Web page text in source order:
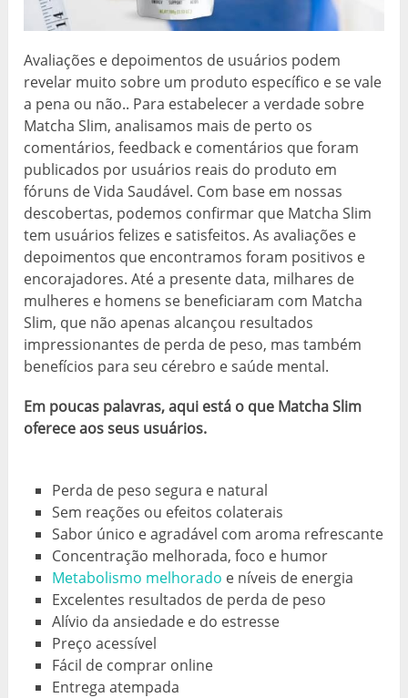
Avaliações e depoimentos de usuários podem
revelar muito sobre um produto específico e se vale
a pena ou não.. Para estabelecer a verdade sobre
Matcha Slim, analisamos mais de perto os
comentários, feedback e comentários que foram
publicados por usuários reais do produto em
fóruns de Vida Saudável. Com base em nossas
descobertas, podemos confirmar que Matcha Slim
tem usuários felizes e satisfeitos. As avaliações e
depoimentos que encontramos foram positivos e
encorajadores. Até a presente data, milhares de
mulheres e homens se beneficiaram com Matcha
Slim, que não apenas alcançou resultados
impressionantes de perda de peso, mas também
benefícios para seu cérebro e saúde mental.
Em poucas palavras, aqui está o que Matcha Slim
oferece aos seus usuários.
Perda de peso segura e natural
Sem reações ou efeitos colaterais
Sabor único e agradável com aroma refrescante
Concentração melhorada, foco e humor
Metabolismo melhorado e níveis de energia
Excelentes resultados de perda de peso
Alívio da ansiedade e do estresse
Preço acessível
Fácil de comprar online
Entrega atempada